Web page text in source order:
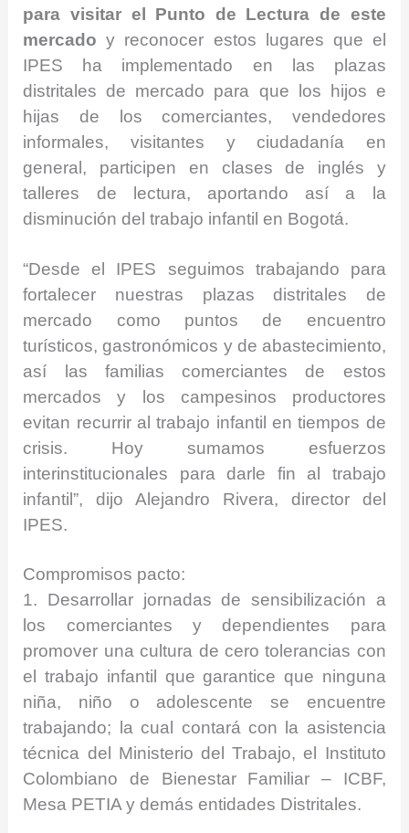
para visitar el Punto de Lectura de este
mercado y reconocer estos lugares que el
IPES ha implementado en las plazas
distritales de mercado para que los hijos e
hijas de los comerciantes, vendedores
informales, visitantes y ciudadanía en
general, participen en clases de inglés y
talleres de lectura, aportando así a la
disminución del trabajo infantil en Bogotá.
“Desde el IPES seguimos trabajando para
fortalecer nuestras plazas distritales de
mercado como puntos de encuentro
turísticos, gastronómicos y de abastecimiento,
así las familias comerciantes de estos
mercados y los campesinos productores
evitan recurrir al trabajo infantil en tiempos de
crisis. Hoy sumamos esfuerzos
interinstitucionales para darle fin al trabajo
infantil”, dijo Alejandro Rivera, director del
IPES.
Compromisos pacto:
1. Desarrollar jornadas de sensibilización a
los comerciantes y dependientes para
promover una cultura de cero tolerancias con
el trabajo infantil que garantice que ninguna
niña, niño o adolescente se encuentre
trabajando; la cual contará con la asistencia
técnica del Ministerio del Trabajo, el Instituto
Colombiano de Bienestar Familiar – ICBF,
Mesa PETIA y demás entidades Distritales.